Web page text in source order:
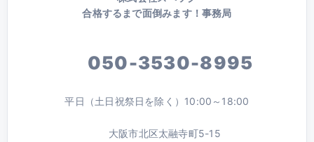
合格するまで面倒みます！事務局
050-3530-8995
平日（土日祝祭日を除く）10:00～18:00
大阪市北区太融寺町5-15